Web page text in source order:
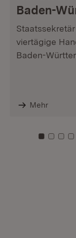
Baden-
viertägige
Baden-
Mehr
ZuZuZu